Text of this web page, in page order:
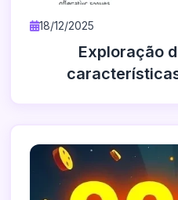
18/12/2025
Exploração